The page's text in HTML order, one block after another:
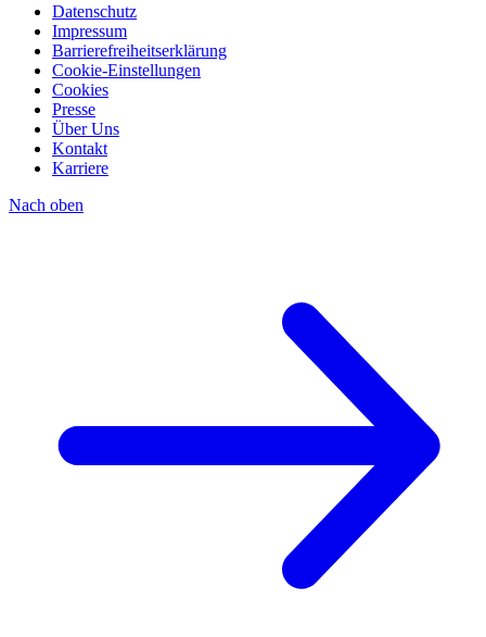
Datenschutz
Impressum
Barrierefreiheitserklärung
Cookie-Einstellungen
Cookies
Presse
Über Uns
Kontakt
Karriere
Nach oben